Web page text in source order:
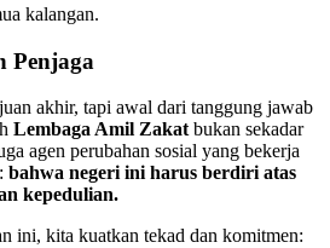
kalangan.
Penjaga
akhir, tapi awal dari tanggung jawab
Lembaga Amil Zakat bukan sekadar
agen perubahan sosial yang bekerja
bahwa negeri ini harus berdiri atas
kepedulian.
ini, kita kuatkan tekad dan komitmen: